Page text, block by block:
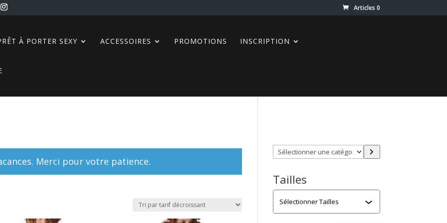
Articles 0
À PORTER SEXY ACCESSOIRES PROMOTIONS INSCRIPTION
Merci pour votre patience.
Sélectionner
une
Tailles